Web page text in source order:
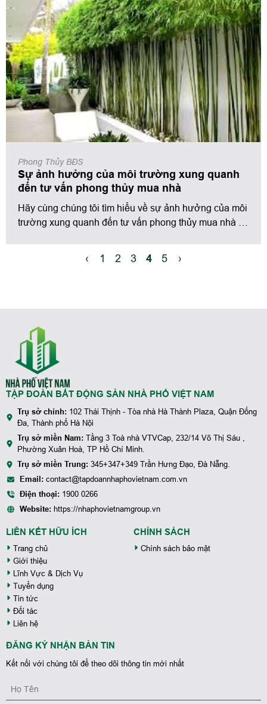
Phong Thủy BĐS
Sự ảnh hưởng của môi trường xung quanh
đến tư vấn phong thủy mua nhà
Hãy cùng chúng tôi tìm hiểu về sự ảnh hưởng của môi
trường xung quanh đến tư vấn phong thủy mua nhà và
của bạn trở thành nơi an cư lí tưởng
‹ 1 2 3 4 5 ›
TẬP ĐOÀN BẤT ĐỘNG SẢN NHÀ PHỐ VIỆT NAM
Trụ sở chính: 102 Thái Thịnh - Tòa nhà Hà Thành Plaza, Quận Đống
Đa, Thành phố Hà Nội
Trụ sở miền Nam: Tầng 3 Toà nhà VTVCap, 232/14 Võ Thị Sáu ,
Phường Xuân Hoà, TP Hồ Chí Minh.
Trụ sở miền Trung: 345+347+349 Trần Hưng Đạo, Đà Nẵng.
Email: contact@tapdoannhaphovietnam.com.vn
Điện thoại: 1900 0266
Website: https://nhaphovietnamgroup.vn
LIÊN KẾT HỮU ÍCH
Trang chủ
Giới thiệu
Lĩnh Vực & Dịch Vụ
Tuyển dụng
Tin tức
Đối tác
Liên hệ
CHÍNH SÁCH
Chính sách bảo mật
ĐĂNG KÝ NHẬN BẢN TIN
Kết nối với chúng tôi để theo dõi thông tin mới nhất